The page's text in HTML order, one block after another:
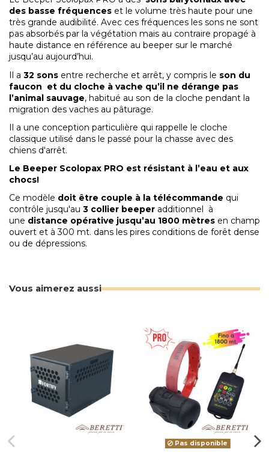
des basse fréquences et le volume très haute pour une
très grande audibilité. Avec ces fréquences les sons ne sont
pas absorbés par la végétation mais au contraire propagé à
haute distance en référence au beeper sur le marché
jusqu’au aujourd’hui.
Il a 32 sons entre recherche et arrêt, y compris le son du
faucon et du cloche à vache qu’il ne dérange pas
l’animal sauvage, habitué au son de la cloche pendant la
migration des vaches au pâturage.
Il a une conception particulière qui rappelle le cloche
classique utilisé dans le passé pour la chasse avec des
chiens d'arrêt.
Le Beeper Scolopax PRO est résistant à l’eau et aux
chocs!
Ce modèle doit être couple à la télécommande qui
contrôle jusqu'au 3 collier beeper additionnel à
une distance opérative jusqu’au 1800 mètres en champ
ouvert et à 300 mt. dans les pires conditions de forêt dense
ou de dépressions.
Vous aimerez aussi
Pas disponible